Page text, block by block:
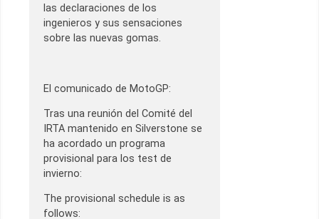
las declaraciones de los
ingenieros y sus sensaciones
sobre las nuevas gomas.
El comunicado de MotoGP:
Tras una reunión del Comité del
IRTA mantenido en Silverstone se
ha acordado un programa
provisional para los test de
invierno:
The provisional schedule is as
follows: